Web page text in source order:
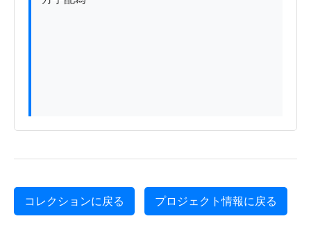
コレクションに戻る プロジェクト情報に戻る